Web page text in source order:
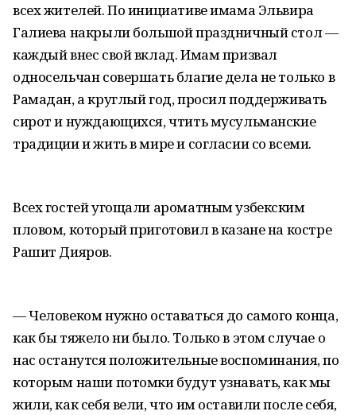
всех жителей. По инициативе имама Эльвира
Галиева накрыли большой праздничный стол —
каждый внес свой вклад. Имам призвал
односельчан совершать благие дела не только в
Рамадан, а круглый год, просил поддерживать
сирот и нуждающихся, чтить мусульманские
традиции и жить в мире и согласии со всеми.
Всех гостей угощали ароматным узбекским
пловом, который приготовил в казане на костре
Рашит Дияров.
— Человеком нужно оставаться до самого конца,
как бы тяжело ни было. Только в этом случае о
нас останутся положительные воспоминания, по
которым наши потомки будут узнавать, как мы
жили, как себя вели, что им оставили после себя,